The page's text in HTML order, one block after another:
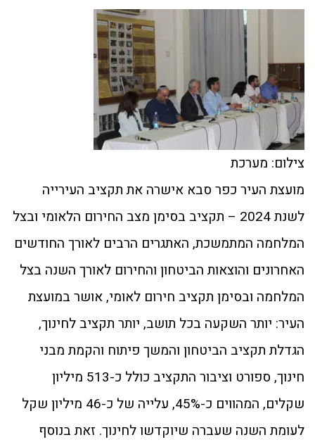
צילום: מערכת
מועצת העיר כפר סבא אישרה את תקציב העירייה
לשנת 2024 – תקציב בסימן מצב החירום הלאומי ובצל
המלחמה המתמשכת, האתגרים הרבים לאורך החודשים
האחרונים והוצאות הביטחון והחירום לאורך השנה בצל
המלחמה ובסימן תקציב חירום לאומי, אושר במועצת
העיר: יותר השקעה בכל תושב, יותר תקציב לחינוך,
הגדלת תקציב הביטחון והמשך פיתוח והקמת מבני
חינוך, ספורט וציבור התקציב כולל כ-513 מיליון
שקלים, המהווים כ-45%, עלייה של כ-46 מיליון שקל
לעומת השנה שעברה שיוקדשו לחינוך. זאת בנוסף